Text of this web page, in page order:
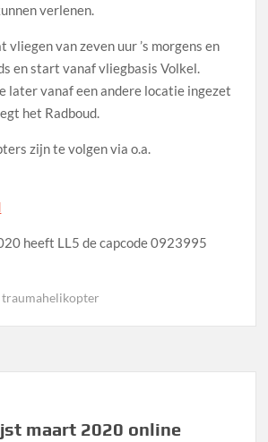
verlenen.
vliegen van zeven uur ’s morgens en
en start vanaf vliegbasis Volkel.
later vanaf een andere locatie ingezet
het Radboud.
zijn te volgen via o.a.
heeft LL5 de capcode 0923995
traumahelikopter
maart 2020 online